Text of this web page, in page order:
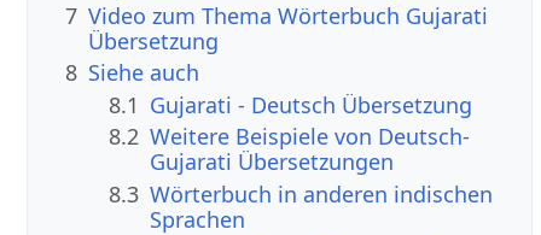
7 Video zum Thema Wörterbuch Gujarati
Übersetzung
8 Siehe auch
8.1 Gujarati - Deutsch Übersetzung
8.2 Weitere Beispiele von Deutsch-
Gujarati Übersetzungen
8.3 Wörterbuch in anderen indischen
Sprachen